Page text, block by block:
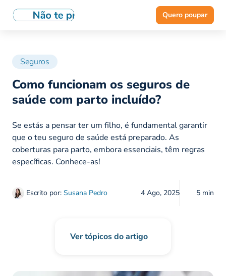
Quero poupar
Seguros
Como funcionam os seguros de
saúde com parto incluído?
Escrito por: Susana Pedro 4 Ago, 2025 5 min
Se estás a pensar ter um filho, é fundamental garantir
que o teu seguro de saúde está preparado. As
coberturas para parto, embora essenciais, têm regras
específicas. Conhece-as!
Ver tópicos do artigo